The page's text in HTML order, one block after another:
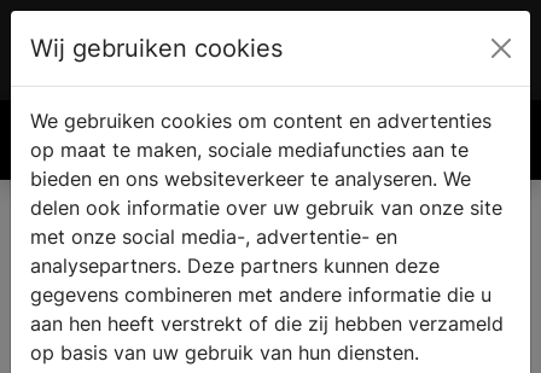
€ 0.00
Complete badkamer kopen in
Arkel
Wij gebruiken cookies
We gebruiken cookies om content en advertenties
op maat te maken, sociale mediafuncties aan te
bieden en ons websiteverkeer te analyseren. We
delen ook informatie over uw gebruik van onze site
met onze social media-, advertentie- en
analysepartners. Deze partners kunnen deze
gegevens combineren met andere informatie die u
aan hen heeft verstrekt of die zij hebben verzameld
op basis van uw gebruik van hun diensten.